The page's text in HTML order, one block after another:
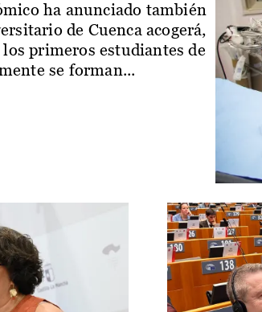
ha anunciado también
de Cuenca acogerá,
primeros estudiantes de
se forman...